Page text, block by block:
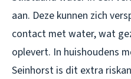
aan. Deze kunnen zich
contact met water, wat
oplevert. In huishoudens
Seinhorst is dit extra